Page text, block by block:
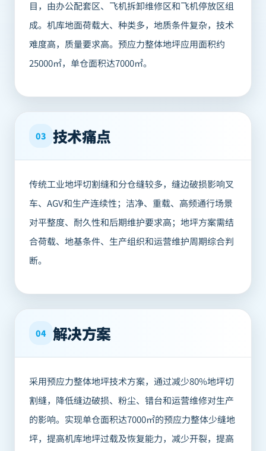
目，由办公配套区、飞机拆卸维修区和飞机停放区组
成。机库地面荷载大、种类多，地质条件复杂，技术
难度高，质量要求高。预应力整体地坪应用面积约
25000㎡，单仓面积达7000㎡。
03 技术痛点
传统工业地坪切割缝和分仓缝较多，缝边破损影响叉
车、AGV和生产连续性；洁净、重载、高频通行场景
对平整度、耐久性和后期维护要求高；地坪方案需结
合荷载、地基条件、生产组织和运营维护周期综合判
断。
04 解决方案
采用预应力整体地坪技术方案，通过减少80%地坪切
割缝，降低缝边破损、粉尘、错台和运营维修对生产
的影响。实现单仓面积达7000㎡的预应力整体少缝地
坪，提高机库地坪过载及恢复能力，减少开裂，提高